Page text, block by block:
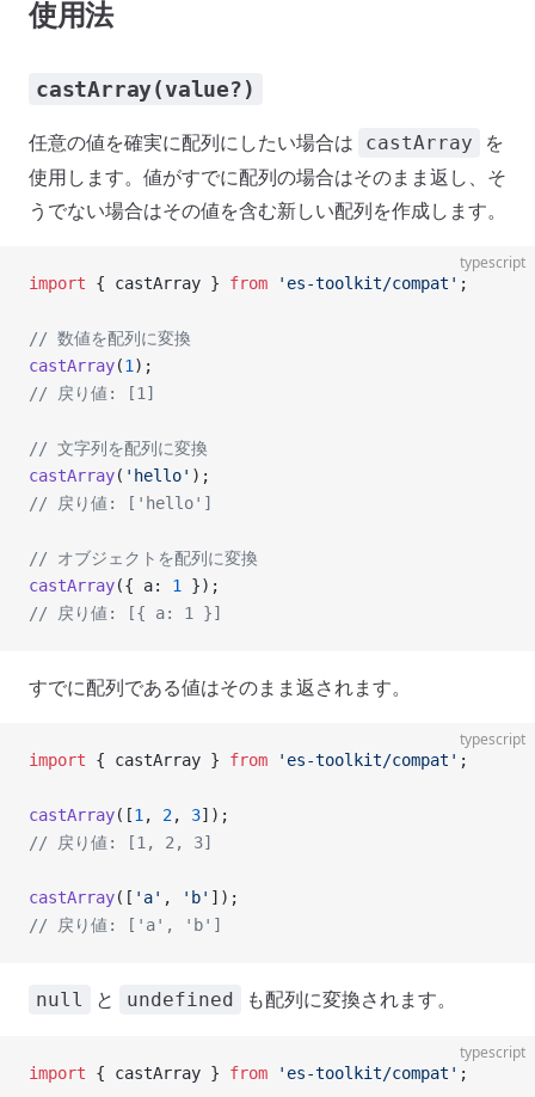
使用法
castArray(value?)
任意の値を確実に配列にしたい場合は castArray
を
使用します。値がすでに配列の場合はそのまま返し、そ
うでない場合はその値を含む新しい配列を作成します。
typescript
import { castArray } from 'es-toolkit/compat' ;
// 数値を配列に変換
castArray(1 );
// 戻り値: [1]
// 文字列を配列に変換
castArray( 'hello' );
// 戻り値: ['hello']
// オブジェクトを配列に変換
castArray({ a: 1
});
// 戻り値: [{ a: 1 }]
すでに配列である値はそのまま返されます。
typescript
import { castArray } from 'es-toolkit/compat' ;
castArray([1 , 2, 3]);
// 戻り値: [1, 2, 3]
castArray([ 'a' , 'b' ]);
// 戻り値: ['a', 'b']
null と undefined も配列に変換されます。
typescript
import { castArray } from 'es-toolkit/compat' ;